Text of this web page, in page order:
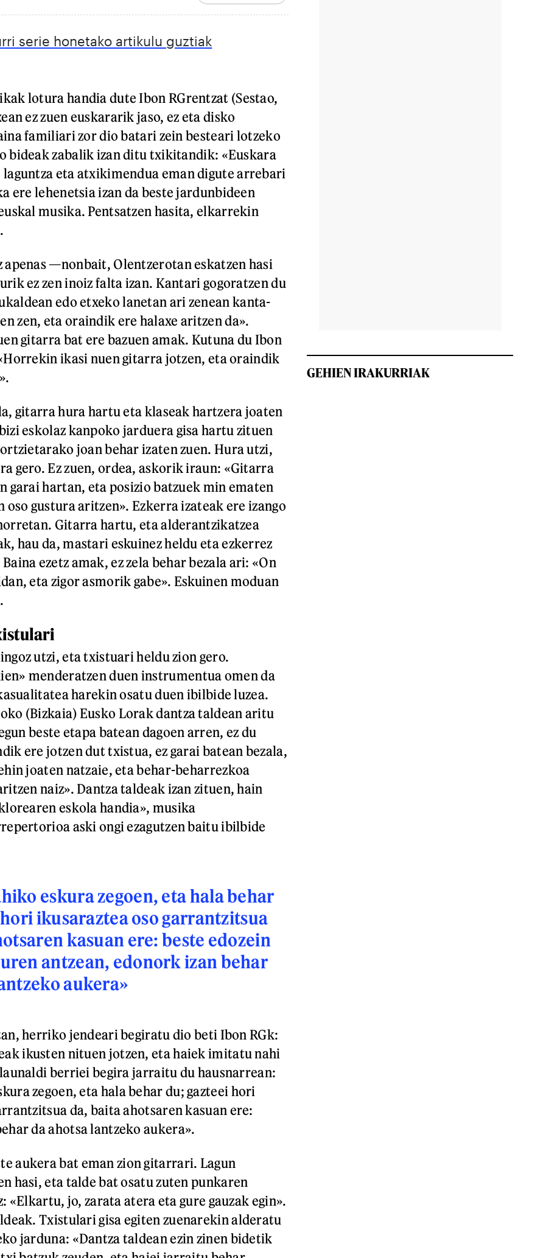
serie honetako artikulu guztiak
lotura handia dute Ibon RGrentzat (Sestao,
ez zuen euskararik jaso, ez eta disko
familiari zor dio batari zein besteari lotzeko
bideak zabalik izan ditu txikitandik: «Euskara
eta atxikimendua eman digute arrebari
ere lehenetsia izan da beste jardunbideen
musika. Pentsatzen hasita, elkarrekin
apenas —nonbait, Olentzerotan eskatzen hasi
ez zen inoiz falta izan. Kantari gogoratzen du
edo etxeko lanetan ari zenean kanta-
zen, eta oraindik ere halaxe aritzen da».
gitarra bat ere bazuen amak. Kutuna du Ibon
ikasi nuen gitarra jotzen, eta oraindik
gitarra hura hartu eta klaseak hartzera joaten
eskolaz kanpoko jarduera gisa hartu zituen
joan behar izaten zuen. Hura utzi,
gero. Ez zuen, ordea, askorik iraun: «Gitarra
garai hartan, eta posizio batzuek min ematen
oso gustura aritzen». Ezkerra izateak ere izango
Gitarra hartu, eta alderantzikatzea
hau da, mastari eskuinez heldu eta ezkerrez
ezetz amak, ez zela behar bezala ari: «On
eta zigor asmorik gabe». Eskuinen moduan
utzi, eta txistuari heldu zion gero.
menderatzen duen instrumentua omen da
harekin osatu duen ibilbide luzea.
(Bizkaia) Eusko Lorak dantza taldean aritu
beste etapa batean dagoen arren, ez du
ere jotzen dut txistua, ez garai batean bezala,
joaten natzaie, eta behar-beharrezkoa
naiz». Dantza taldeak izan zituen, hain
eskola handia», musika
aski ongi ezagutzen baitu ibilbide
eskura zegoen, eta hala behar
ikusaraztea oso garrantzitsua
kasuan ere: beste edozein
antzean, edonork izan behar
aukera»
herriko jendeari begiratu dio beti Ibon RGk:
ikusten nituen jotzen, eta haiek imitatu nahi
berriei begira jarraitu du hausnarrean:
zegoen, eta hala behar du; gazteei hori
da, baita ahotsaren kasuan ere:
da ahotsa lantzeko aukera».
aukera bat eman zion gitarrari. Lagun
hasi, eta talde bat osatu zuten punkaren
«Elkartu, jo, zarata atera eta gure gauzak egin».
Txistulari gisa egiten zuenarekin alderatu
jarduna: «Dantza taldean ezin zinen bidetik
GEHIEN IRAKURRIAK